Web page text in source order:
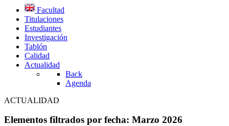
Facultad
Titulaciones
Estudiantes
Investigación
Tablón
Calidad
Actualidad
Back
Agenda
ACTUALIDAD
Elementos filtrados por fecha: Marzo 2026